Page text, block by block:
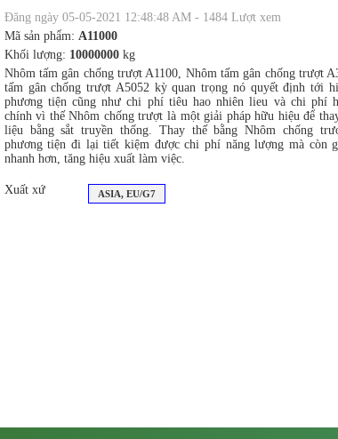
Đăng ngày 05-05-2021 12:48:48 AM - 1484 Lượt xem
Mã sản phẩm: A11000
Khối lượng: 10000000 kg
Nhôm tấm gân chống trượt A1100, Nhôm tấm gân chống trượt
tấm gân chống trượt A5052 kỳ quan trọng nó quyết định tới
phương tiện cũng như chi phí tiêu hao nhiên lieu và chi phí
chính vì thế Nhôm chống trượt là một giải pháp hữu hiệu để
liệu bằng sắt truyền thống. Thay thế bằng Nhôm chống
phương tiện đi lại tiết kiệm được chi phí năng lượng mà còn
nhanh hơn, tăng hiệu xuất làm việc.
Xuất xứ ASIA, EU/G7